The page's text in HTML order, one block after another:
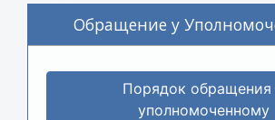
Обращение у
Порядок обращения
уполномоченному